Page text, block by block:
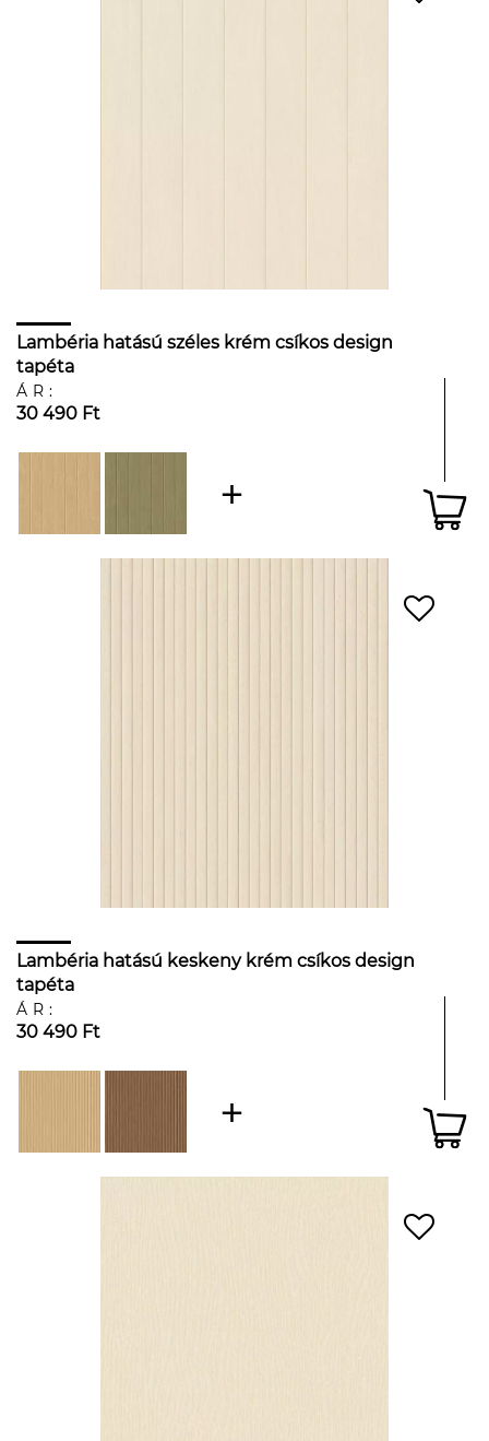
Lambéria hatású széles krém csíkos design
tapéta
ÁR:
30 490 Ft
Lambéria hatású keskeny krém csíkos design
tapéta
ÁR:
30 490 Ft